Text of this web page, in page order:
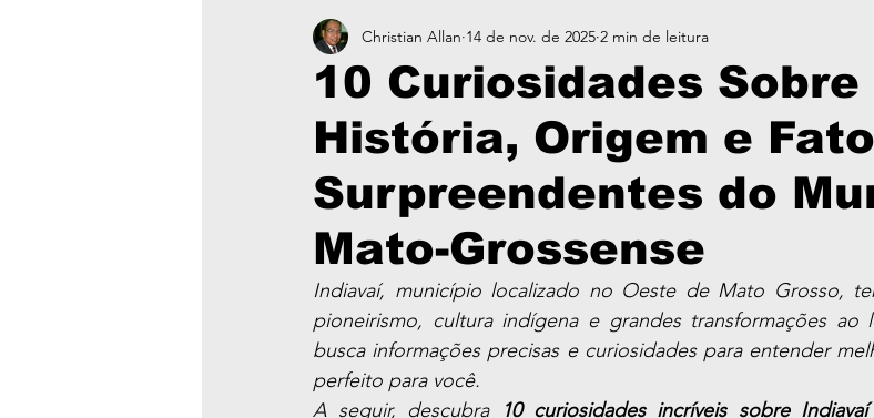
10 Curiosidades
História, Origem e
Surpreendentes do
Mato-Grossense
Christian Allan 14 de nov. de 2025 2 min de leitura
Indiavaí, município localizado no Oeste de Mato Grosso,
pioneirismo, cultura indígena e grandes transformações ao
busca informações precisas e curiosidades para entender
perfeito para você.
A seguir, descubra
10 curiosidades incríveis sobre Indiavaí